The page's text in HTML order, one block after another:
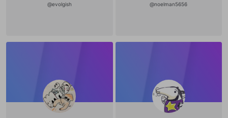
@evolgish @noelman5656